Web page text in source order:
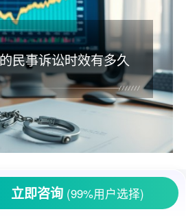
民事诉讼时效有多久
事件屡见不鲜，不少人都不
害者。这些受害者不仅遭受
立即咨询 (99%用户选择)